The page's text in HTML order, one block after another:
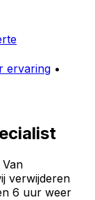
ervaring •
verwijderen
6 uur weer